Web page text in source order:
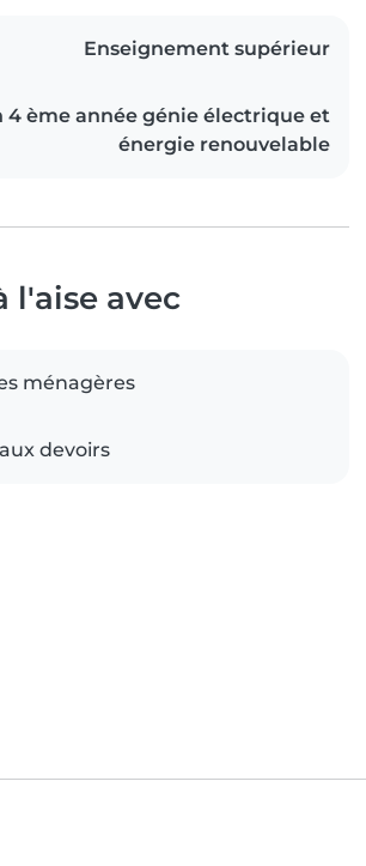
Enseignement supérieur
4 ème année génie électrique et
énergie renouvelable
l'aise avec
ménagères
devoirs